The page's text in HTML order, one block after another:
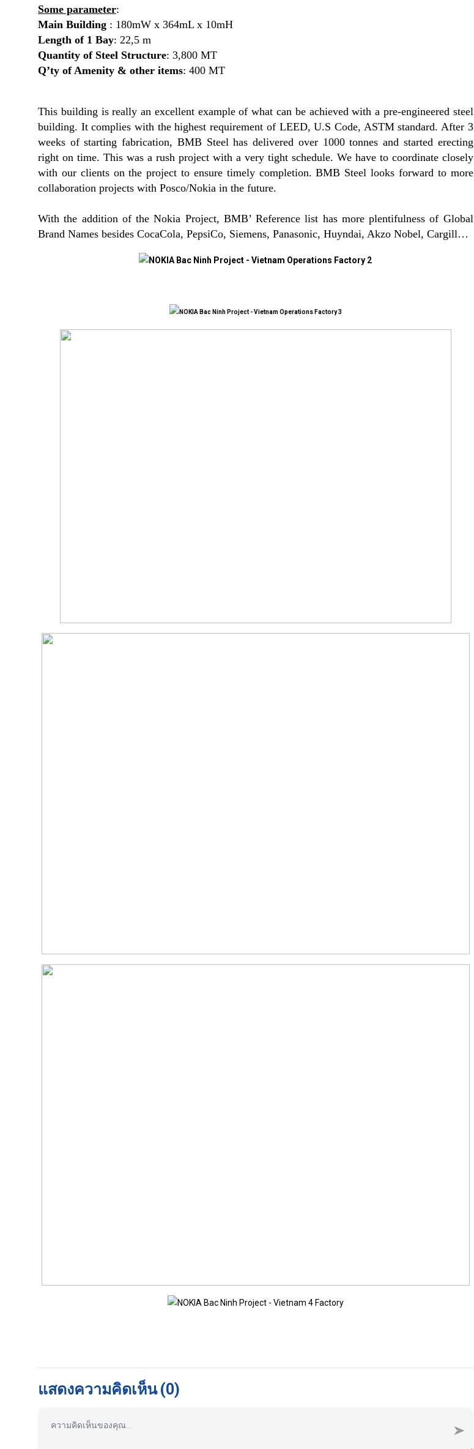
Some parameter:
Main Building : 180mW x 364mL x 10mH
Length of 1 Bay: 22,5 m
Quantity of Steel Structure: 3,800 MT
Q’ty of Amenity & other items: 400 MT
This building is really an excellent example of what can be achieved with a pre-engineered steel
building. It complies with the highest requirement of LEED, U.S Code, ASTM standard. After 3
weeks of starting fabrication, BMB Steel has delivered over 1000 tonnes and started erecting
right on time. This was a rush project with a very tight schedule. We have to coordinate closely
with our clients on the project to ensure timely completion. BMB Steel looks forward to more
collaboration projects with Posco/Nokia in the future.
With the addition of the Nokia Project, BMB’ Reference list has more plentifulness of Global
Brand Names besides CocaCola, PepsiCo, Siemens, Panasonic, Huyndai, Akzo Nobel, Cargill…
แสดงความคิดเห็น (0)